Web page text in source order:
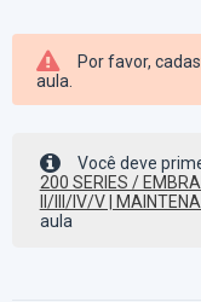
Por favor,
aula.
Você deve
200 SERIES /
II/III/IV/V |
aula